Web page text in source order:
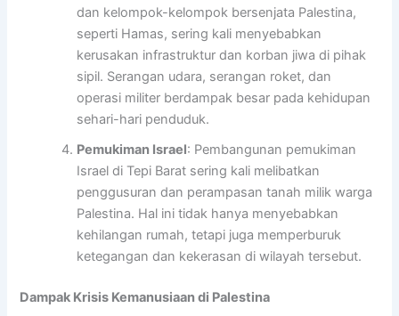
dan kelompok-kelompok bersenjata Palestina,
seperti Hamas, sering kali menyebabkan
kerusakan infrastruktur dan korban jiwa di pihak
sipil. Serangan udara, serangan roket, dan
operasi militer berdampak besar pada kehidupan
sehari-hari penduduk.
Pemukiman Israel: Pembangunan pemukiman
Israel di Tepi Barat sering kali melibatkan
penggusuran dan perampasan tanah milik warga
Palestina. Hal ini tidak hanya menyebabkan
kehilangan rumah, tetapi juga memperburuk
ketegangan dan kekerasan di wilayah tersebut.
Dampak Krisis Kemanusiaan di Palestina